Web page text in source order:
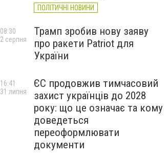
ПОЛІТИЧНІ НОВИНИ
Трамп зробив нову заяву
про ракети Patriot для
України
08:30
2 серпня
ЄС продовжив тимчасовий
захист українців до 2028
року: що це означає та кому
доведеться
переоформлювати
документи
16:41
31 липня